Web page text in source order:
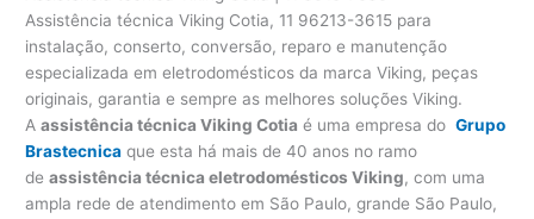
Assistência técnica Viking Cotia, 11 96213-3615 para
instalação, conserto, conversão, reparo e manutenção
especializada em eletrodomésticos da marca Viking, peças
originais, garantia e sempre as melhores soluções Viking.
Aassistência técnica Viking Cotia é uma empresa doGrupo
Brastecnica que esta há mais de 40 anos no ramo
deassistência técnica eletrodomésticos Viking, com uma
ampla rede de atendimento em São Paulo, grande São Paulo,